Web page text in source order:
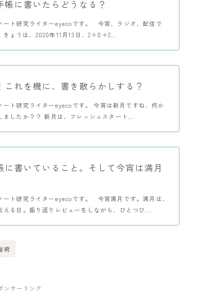
帳に書いたらどうなる？
ート研究ライターeyecoです。 今宵、ラジオ、配信で
ょうは、2020年11月13日、2＋0＋2...
これを機に、書き散らかしする？
ート研究ライターeyecoです。 今宵は新月ですね、何か
ましたか？？ 新月は、フレッシュスタート...
に書いていること。そして今宵は満月
ート研究ライターeyecoです。 今宵満月です。満月は、
える日。振り返りレビューをしながら、ひとつひ...
術
ンサーリンク